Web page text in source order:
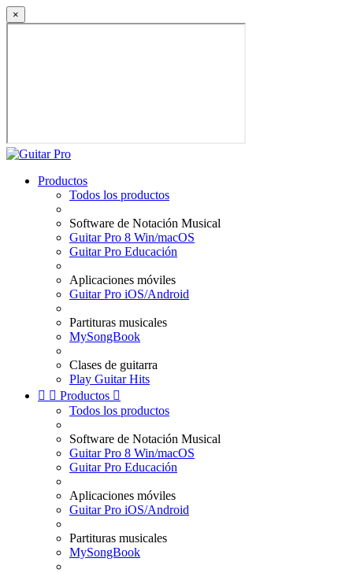
×
Productos
Todos los productos
Software de Notación Musical
Guitar Pro 8 Win/macOS
Guitar Pro Educación
Aplicaciones móviles
Guitar Pro iOS/Android
Partituras musicales
MySongBook
Clases de guitarra
Play Guitar Hits
  Productos 
Todos los productos
Software de Notación Musical
Guitar Pro 8 Win/macOS
Guitar Pro Educación
Aplicaciones móviles
Guitar Pro iOS/Android
Partituras musicales
MySongBook